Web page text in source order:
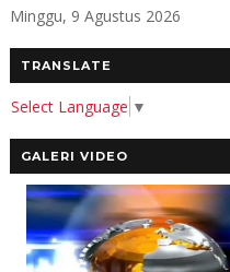
Minggu, 9 Agustus 2026
TRANSLATE
Select Language ▼
GALERI VIDEO